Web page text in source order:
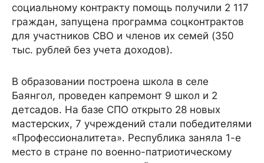
социальному контракту помощь получили 2 117
граждан, запущена программа соцконтрактов
для участников СВО и членов их семей (350
тыс. рублей без учета доходов).
В образовании построена школа в селе
Баянгол, проведен капремонт 9 школ и 2
детсадов. На базе СПО открыто 28 новых
мастерских, 7 учреждений стали победителями
«Профессионалитета». Республика заняла 1-е
место в стране по военно-патриотическому